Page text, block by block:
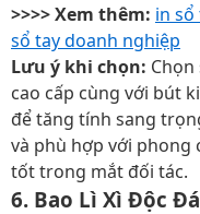
>>>> Xem thêm: in sổ
sổ tay doanh nghiệp
Lưu ý khi chọn:
cao cấp cùng với bút
để tăng tính sang
và phù hợp với phong
tốt trong mắt đối tác.
6. Bao Lì Xì Độc